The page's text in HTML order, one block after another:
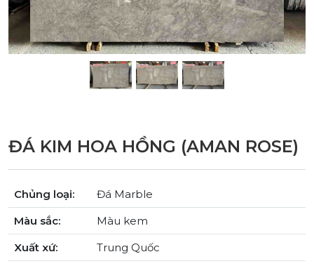
ĐÁ KIM HOA HỒNG (AMAN ROSE)
Chủng loại:
Đá Marble
Màu sắc:
Màu kem
Xuất xứ:
Trung Quốc